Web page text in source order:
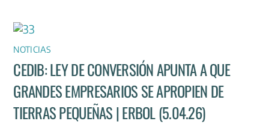
NOTICIAS
CEDIB: LEY DE CONVERSIÓN APUNTA A QUE
GRANDES EMPRESARIOS SE APROPIEN DE
TIERRAS PEQUEÑAS | ERBOL (5.04.26)